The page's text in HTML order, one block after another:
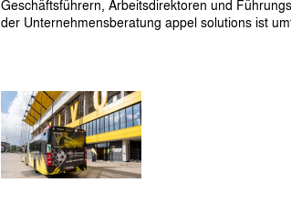
Geschäftsführern, Arbeitsdirektoren und
der Unternehmensberatung appel solutions ist